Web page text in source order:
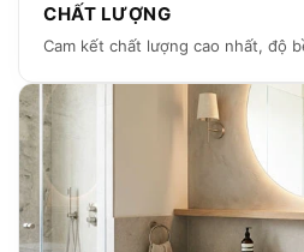
CHẤT LƯỢNG
Cam kết chất lượng cao nhất, độ